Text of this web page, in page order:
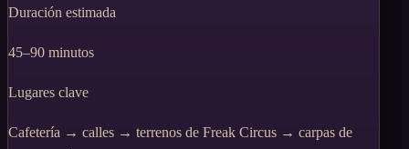
Duración estimada
45–90 minutos
Lugares clave
Cafetería → calles → terrenos de Freak Circus → carpas de